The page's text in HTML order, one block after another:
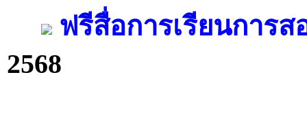
ฟรีสื่อการเรียนการ
2568